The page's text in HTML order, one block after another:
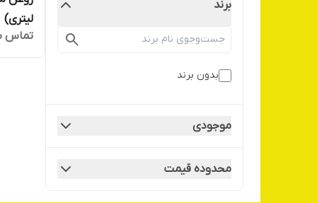
برند
بدون برند
موجودی
محدوده قیمت
لیتری)
تماس